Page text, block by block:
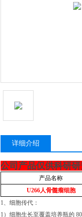
详细介绍
公司产品仅供科研
产品名称
U266人骨髓瘤细胞
1、细胞传代：
1）细胞生长至覆盖培养瓶的